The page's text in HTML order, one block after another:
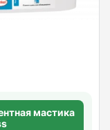
мастика